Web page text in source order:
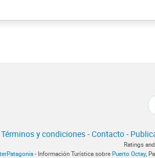
Términos y condiciones- Contacto-
Ratings
- Información Turística sobre Puerto Octay,